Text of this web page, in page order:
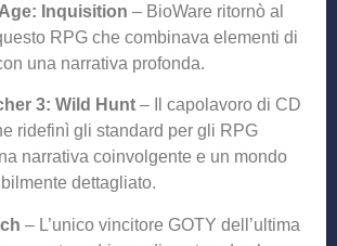
Inquisition – BioWare ritornò al
RPG che combinava elementi di
una narrativa profonda.
3: Wild Hunt – Il capolavoro di CD
ridefinì gli standard per gli RPG
narrativa coinvolgente e un mondo
dettagliato.
– L’unico vincitore GOTY dell’ultima